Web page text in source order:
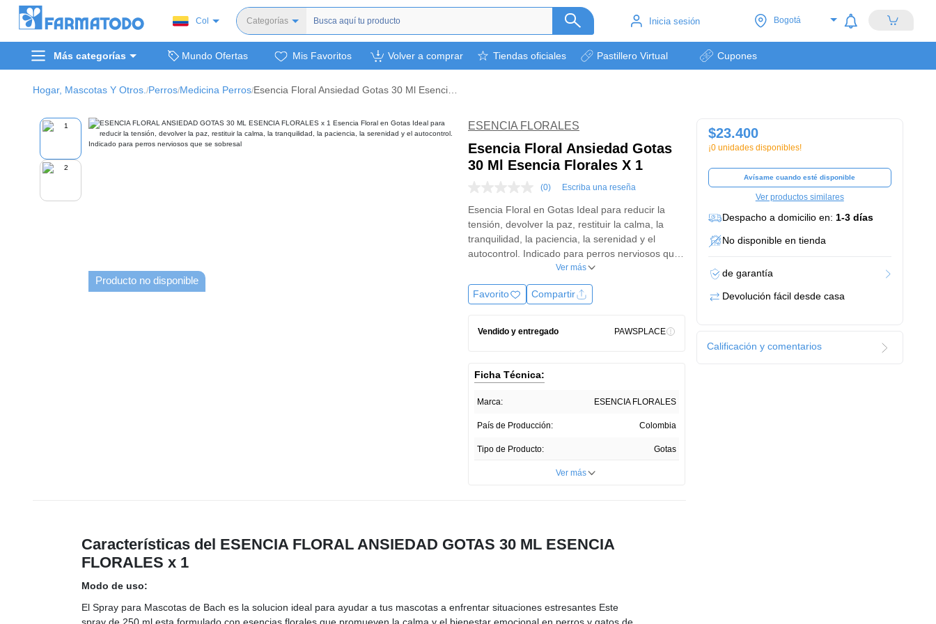
Col
Categorías
Dermocosmética
Cuidado del bebé
Inicia sesión Bogotá
Más categorías Mundo Ofertas Mis Favoritos Volver a comprar Tiendas oficiales Pastillero Virtual Cupones
Hogar, Mascotas Y Otros. /Perros/Medicina Perros/
Producto no disponible
ESENCIA FLORALES
Esencia Floral Ansiedad Gotas
30 Ml Esencia Florales X 1
puntuación
Enlace
en
la
misma
página.
(0) Escriba una reseña
Esencia Floral en Gotas Ideal para reducir la
tensión, devolver la paz, restituir la calma, la
tranquilidad, la paciencia, la serenidad y el
autocontrol. Indicado para perros nerviosos que
Ver más
Favorito Compartir
Vendido y entregado PAWSPLACE
Ficha Técnica:
Marca: ESENCIA FLORALES
País de Producción: Colombia
Tipo de Producto: Gotas
Unidades por paquete:Ver más
Características del ESENCIA FLORAL ANSIEDAD GOTAS 30 ML ESENCIA
FLORALES x 1
Modo de uso:
El Spray para Mascotas de Bach es la solucion ideal para ayudar a tus mascotas a enfrentar situaciones estresantes Este
$23.400
¡0 unidades disponibles!
Avísame cuando esté disponible
Ver productos similares
Despacho a domicilio en: 1-3 días
No disponible en tienda
de garantía
Devolución fácil desde casa
Calificación y comentarios